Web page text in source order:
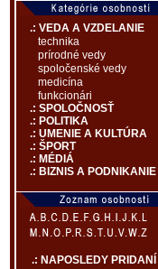
.: VEDA A VZDELANIE
technika
prírodné vedy
spoločenské vedy
medicína
funkcionári
.: SPOLOČNOSŤ
.: POLITIKA
.: UMENIE A KULTÚRA
.: ŠPORT
.: MÉDIÁ
.: BIZNIS A PODNIKANIE
.: NAPOSLEDY PRIDANÍ